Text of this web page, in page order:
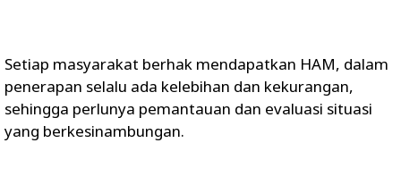
Setiap masyarakat berhak mendapatkan HAM, dalam
penerapan selalu ada kelebihan dan kekurangan,
sehingga perlunya pemantauan dan evaluasi situasi
yang berkesinambungan.